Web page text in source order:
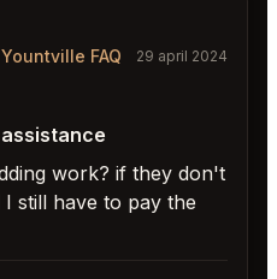
FAQ 29 april 2024
work? if they don't
still have to pay the